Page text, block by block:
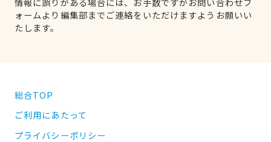
ォームより編集部までご連絡をいただけますようお願いい
たします。
総合TOP
ご利用にあたって
プライバシーポリシー